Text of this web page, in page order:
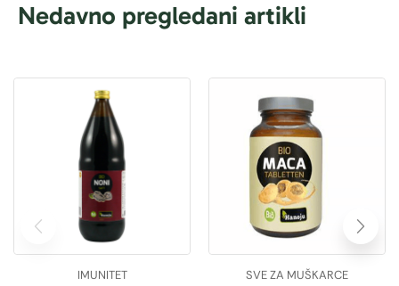
Nedavno pregledani artikli
IMUNITET SVE ZA MUŠKARCE